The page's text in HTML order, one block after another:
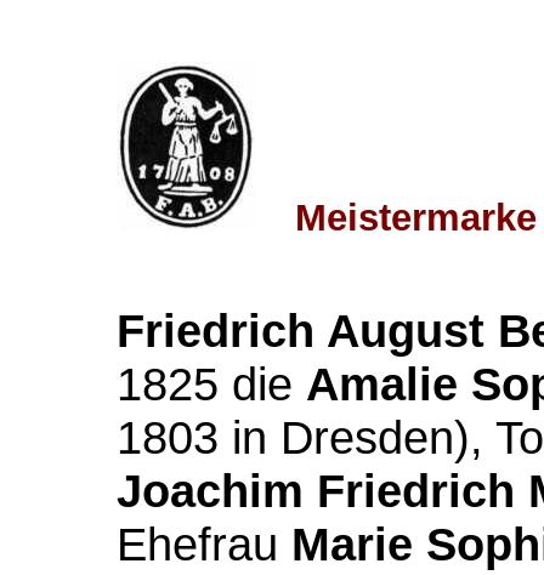
Friedrich August
1825 die Amalie
1803 in Dresden),
Joachim Friedrich
Ehefrau Marie